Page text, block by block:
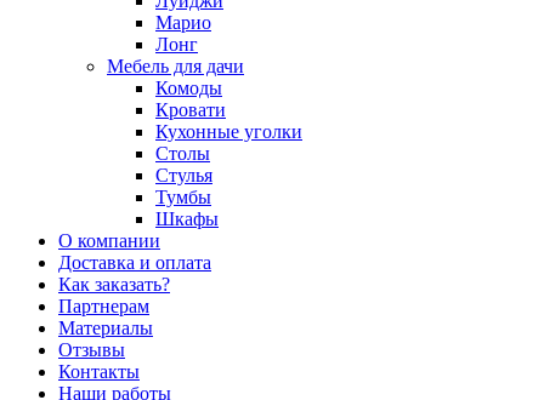
Марио
Лонг
Мебель для дачи
Комоды
Кровати
Кухонные уголки
Столы
Стулья
Тумбы
Шкафы
О компании
Доставка и оплата
Как заказать?
Партнерам
Материалы
Отзывы
Контакты
Наши работы